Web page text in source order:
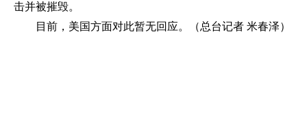
击并被摧毁。
目前，美国方面对此暂无回应。（总台记者 米春泽）